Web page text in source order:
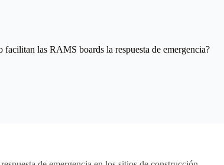
facilitan las RAMS boards la respuesta de emergencia?